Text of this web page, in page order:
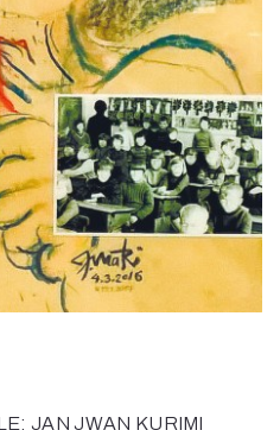
2026
saame
JAN JWAN KURIMI